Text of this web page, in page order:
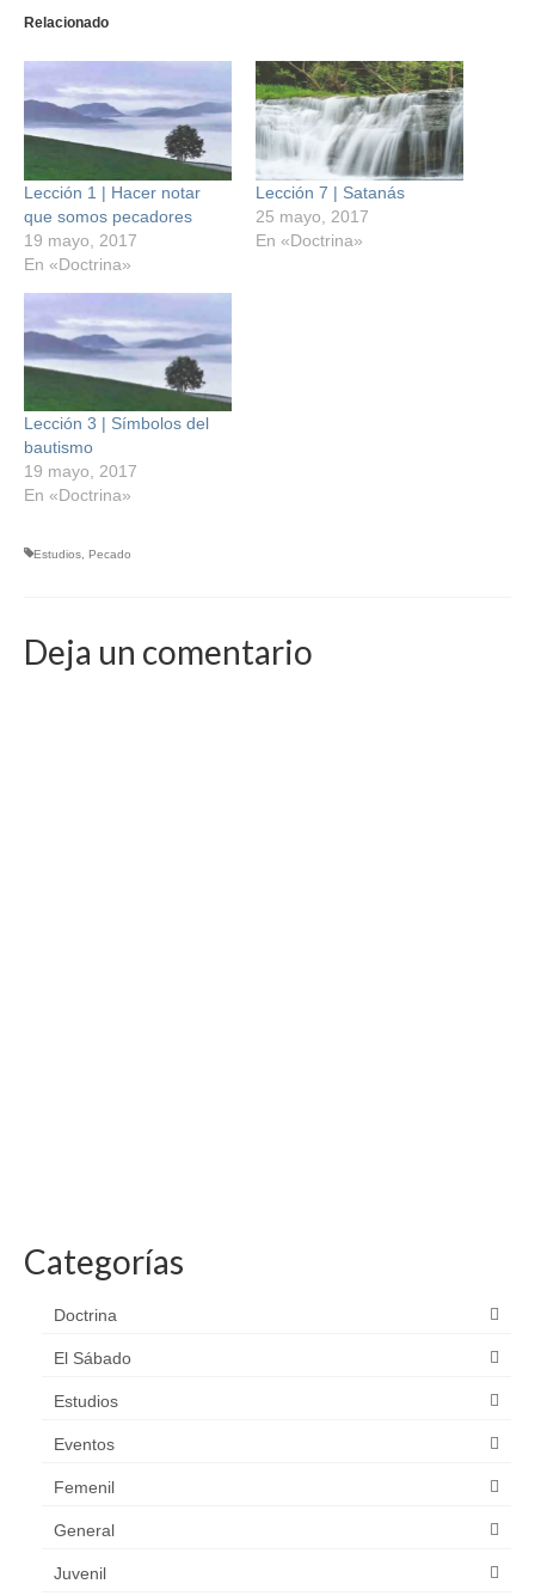
Relacionado
Lección 1 | Hacer notar
que somos pecadores
19 mayo, 2017
En «Doctrina»
Lección 7 | Satanás
25 mayo, 2017
En «Doctrina»
Lección 3 | Símbolos del
bautismo
19 mayo, 2017
En «Doctrina»
Estudios Pecado
Deja un comentario
Categorías
Doctrina
El Sábado
Estudios
Eventos
Femenil
General
Juvenil